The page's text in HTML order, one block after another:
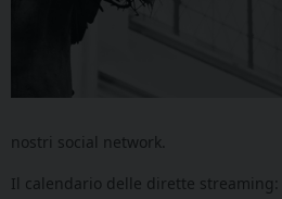
nostri social network.
Il calendario delle dirette streaming: